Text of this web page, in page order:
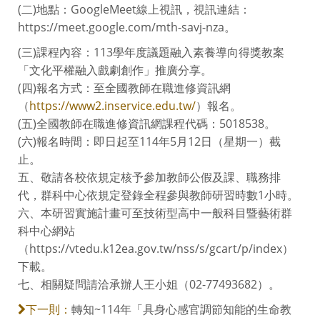
(二)地點：GoogleMeet線上視訊，視訊連結：
https://meet.google.com/mth-savj-nza。
(三)課程內容：113學年度議題融入素養導向得獎教案
「文化平權融入戲劇創作」推廣分享。
(四)報名方式：至全國教師在職進修資訊網
（https://www2.inservice.edu.tw/）報名。
(五)全國教師在職進修資訊網課程代碼：5018538。
(六)報名時間：即日起至114年5月12日（星期一）截
止。
五、敬請各校依規定核予參加教師公假及課、職務排
代，群科中心依規定登錄全程參與教師研習時數1小時。
六、本研習實施計畫可至技術型高中一般科目暨藝術群
科中心網站
（https://vtedu.k12ea.gov.tw/nss/s/gcart/p/index）
下載。
七、相關疑問請洽承辦人王小姐（02-77493682）。
下一則： 轉知~114年「具身心感官調節知能的生命教